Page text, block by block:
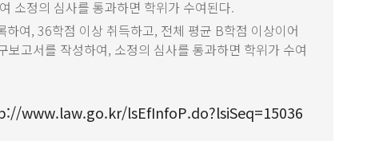
소정의 심사를 통과하면 학위가 수여된다.
여, 36학점 이상 취득하고, 전체 평균 B학점 이상이어
고서를 작성하여, 소정의 심사를 통과하면 학위가 수여
www.law.go.kr/lsEfInfoP.do?lsiSeq=15036